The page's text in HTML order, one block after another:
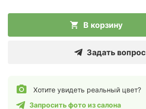
В корзину
Задать вопрос
Хотите увидеть реальный цвет?
Запросить фото из салона